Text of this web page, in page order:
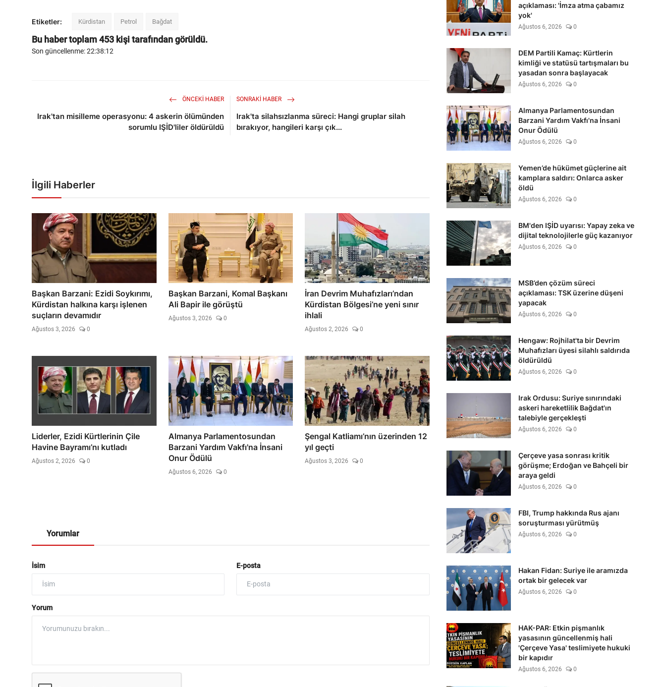
Etiketler: Kürdistan Petrol Bağdat
Bu haber toplam453 kişi tarafından görüldü.
Son güncellenme: 22:38:12
ÖNCEKI HABER
Irak'tan misilleme operasyonu: 4 askerin ölümünden
sorumlu IŞİD'liler öldürüldü
SONRAKI HABER
Irak'ta silahsızlanma süreci: Hangi gruplar silah
bırakıyor, hangileri karşı çık...
İlgili Haberler
Başkan Barzani: Ezidi Soykırımı,
Kürdistan halkına karşı işlenen
suçların devamıdır
Ağustos 3, 2026 0
Başkan Barzani, Komal Başkanı
Ali Bapir ile görüştü
Ağustos 3, 2026 0
İran Devrim Muhafızları’ndan
Kürdistan Bölgesi’ne yeni sınır
ihlali
Ağustos 2, 2026 0
Liderler, Ezidi Kürtlerinin Çile
Havine Bayramı’nı kutladı
Ağustos 2, 2026 0
Almanya Parlamentosundan
Barzani Yardım Vakfı'na İnsani
Onur Ödülü
Ağustos 6, 2026 0
Şengal Katliamı’nın üzerinden 12
yıl geçti
Ağustos 3, 2026 0
Yorumlar
İsim E-posta
Yorum
açıklaması: 'İmza atma çabamız
yok'
Ağustos 6, 2026 0
DEM Partili Kamaç: Kürtlerin
kimliği ve statüsü tartışmaları bu
yasadan sonra başlayacak
Ağustos 6, 2026 0
Almanya Parlamentosundan
Barzani Yardım Vakfı'na İnsani
Onur Ödülü
Ağustos 6, 2026 0
Yemen’de hükümet güçlerine ait
kamplara saldırı: Onlarca asker
öldü
Ağustos 6, 2026 0
BM'den IŞİD uyarısı: Yapay zeka ve
dijital teknolojilerle güç kazanıyor
Ağustos 6, 2026 0
MSB’den çözüm süreci
açıklaması: TSK üzerine düşeni
yapacak
Ağustos 6, 2026 0
Hengaw: Rojhilat'ta bir Devrim
Muhafızları üyesi silahlı saldırıda
öldürüldü
Ağustos 6, 2026 0
Irak Ordusu: Suriye sınırındaki
askeri hareketlilik Bağdat'ın
talebiyle gerçekleşti
Ağustos 6, 2026 0
Çerçeve yasa sonrası kritik
görüşme; Erdoğan ve Bahçeli bir
araya geldi
Ağustos 6, 2026 0
FBI, Trump hakkında Rus ajanı
soruşturması yürütmüş
Ağustos 6, 2026 0
Hakan Fidan: Suriye ile aramızda
ortak bir gelecek var
Ağustos 6, 2026 0
HAK-PAR: Etkin pişmanlık
yasasının güncellenmiş hali
'Çerçeve Yasa' teslimiyete hukuki
bir kapıdır
Ağustos 6, 2026 0